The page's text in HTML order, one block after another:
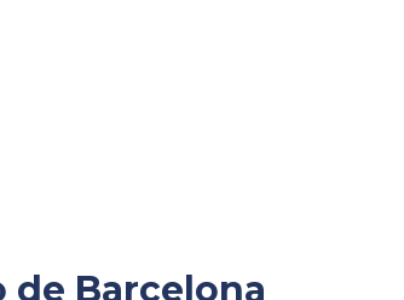
Barcelona